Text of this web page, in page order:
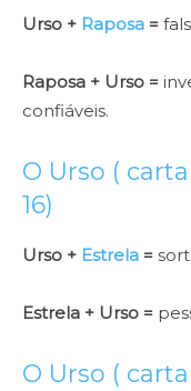
Urso + Raposa =
Raposa + Urso =
confiáveis.
O Urso ( carta
16)
Urso + Estrela =
Estrela + Urso =
O Urso ( carta